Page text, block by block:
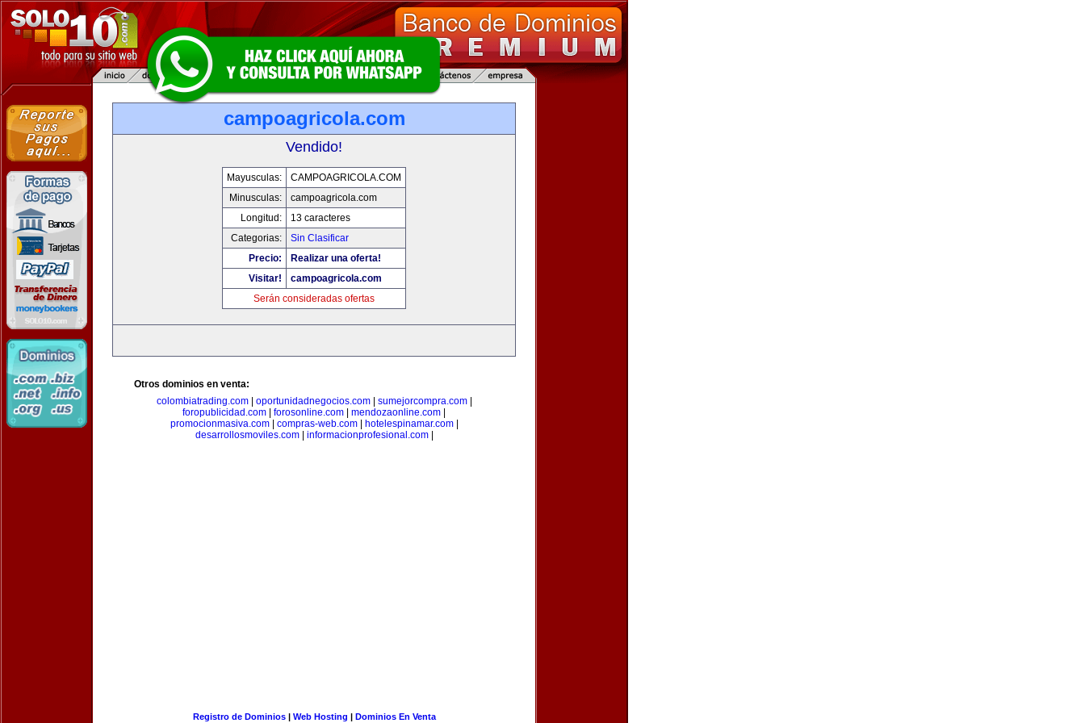
campoagricola.com
Vendido!
Mayusculas:
CAMPOAGRICOLA.COM
Minusculas:
campoagricola.com
Longitud:
13 caracteres
Categorias:
Sin Clasificar
Precio:
Realizar una oferta!
Visitar!
campoagricola.com
Serán consideradas ofertas
Otros dominios en venta:
colombiatrading.com| oportunidadnegocios.com| sumejorcompra.com|
foropublicidad.com
forosonline.com mendozaonline.com
promocionmasiva.com| compras-web.com| hotelespinamar.com|
desarrollosmoviles.com| informacionprofesional.com|
Registro de Dominios| Web Hosting | Dominios En Venta